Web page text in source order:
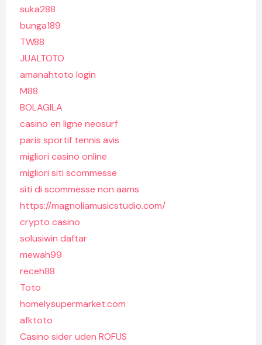
suka288
bunga189
TW88
JUALTOTO
amanahtoto login
M88
BOLAGILA
casino en ligne neosurf
paris sportif tennis avis
migliori casino online
migliori siti scommesse
siti di scommesse non aams
https://magnoliamusicstudio.com/
crypto casino
solusiwin daftar
mewah99
receh88
Toto
homelysupermarket.com
afktoto
Casino sider uden ROFUS